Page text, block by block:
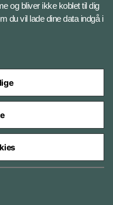
og bliver ikke koblet til dig
du vil lade dine data indgå i